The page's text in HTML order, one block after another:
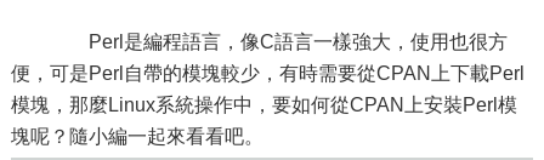
Perl是編程語言，像C語言一樣強大，使用也很方
便，可是Perl自帶的模塊較少，有時需要從CPAN上下載Perl
模塊，那麼Linux系統操作中，要如何從CPAN上安裝Perl模
塊呢？隨小編一起來看看吧。